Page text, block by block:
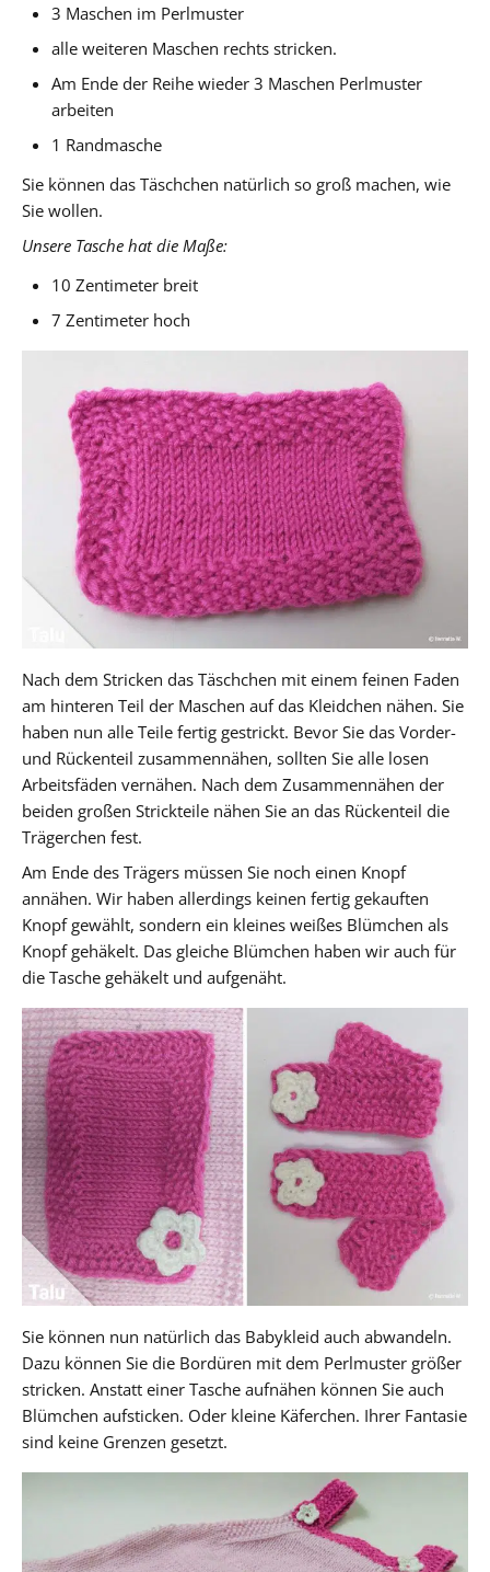
3 Maschen im Perlmuster
alle weiteren Maschen rechts stricken.
Am Ende der Reihe wieder 3 Maschen Perlmuster
arbeiten
1 Randmasche
Sie können das Täschchen natürlich so groß machen, wie
Sie wollen.
Unsere Tasche hat die Maße:
10 Zentimeter breit
7 Zentimeter hoch
Nach dem Stricken das Täschchen mit einem feinen Faden
am hinteren Teil der Maschen auf das Kleidchen nähen. Sie
haben nun alle Teile fertig gestrickt. Bevor Sie das Vorder-
und Rückenteil zusammennähen, sollten Sie alle losen
Arbeitsfäden vernähen. Nach dem Zusammennähen der
beiden großen Strickteile nähen Sie an das Rückenteil die
Trägerchen fest.
Am Ende des Trägers müssen Sie noch einen Knopf
annähen. Wir haben allerdings keinen fertig gekauften
Knopf gewählt, sondern ein kleines weißes Blümchen als
Knopf gehäkelt. Das gleiche Blümchen haben wir auch für
die Tasche gehäkelt und aufgenäht.
Sie können nun natürlich das Babykleid auch abwandeln.
Dazu können Sie die Bordüren mit dem Perlmuster größer
stricken. Anstatt einer Tasche aufnähen können Sie auch
Blümchen aufsticken. Oder kleine Käferchen. Ihrer Fantasie
sind keine Grenzen gesetzt.